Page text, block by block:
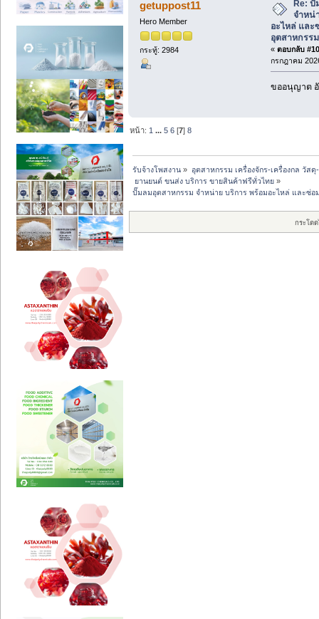
getuppost11
Hero Member
กระทู้: 2984
Re:
จำหน่
อะไหล่ และ
อุตสาหกรร
« ตอบกลับ
กรกฎาคม
ขออนุญาต
หน้า: 1 ...5 6 [7]8
รับจ้างโพสงาน » อุตสาหกรรม เครื่องจักร-เครื่องกล วัส
ยานยนต์ ขนส่ง บริการ ขายสินค้าฟรีทั่วไทย »
ปั๊มลมอุตสาหกรรม จำหน่าย บริการ พร้อมอะไหล่ และซ่อ
กระโด